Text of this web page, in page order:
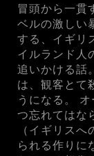
冒頭から一貫
ベルの激しい
する、イギリ
イルランド人
追いかける話
は、観客とて
うになる。
つ忘れてはな
（イギリス
られる作りに